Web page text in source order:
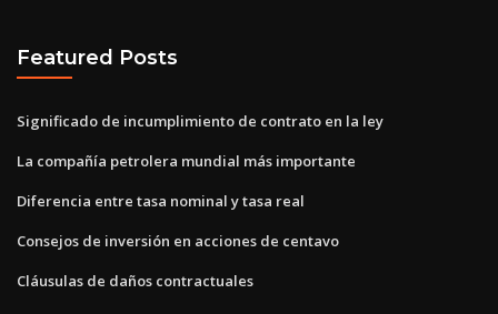
Featured Posts
Significado de incumplimiento de contrato en la ley
La compañía petrolera mundial más importante
Diferencia entre tasa nominal y tasa real
Consejos de inversión en acciones de centavo
Cláusulas de daños contractuales